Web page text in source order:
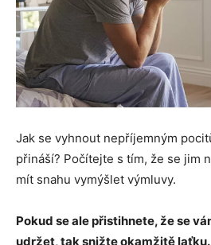
Jak se vyhnout nepříjemným
přináší? Počítejte s tím, že se jim
mít snahu vymýšlet výmluvy.
Pokud se ale přistihnete, že se
udržet, tak snižte okamžitě laťku.